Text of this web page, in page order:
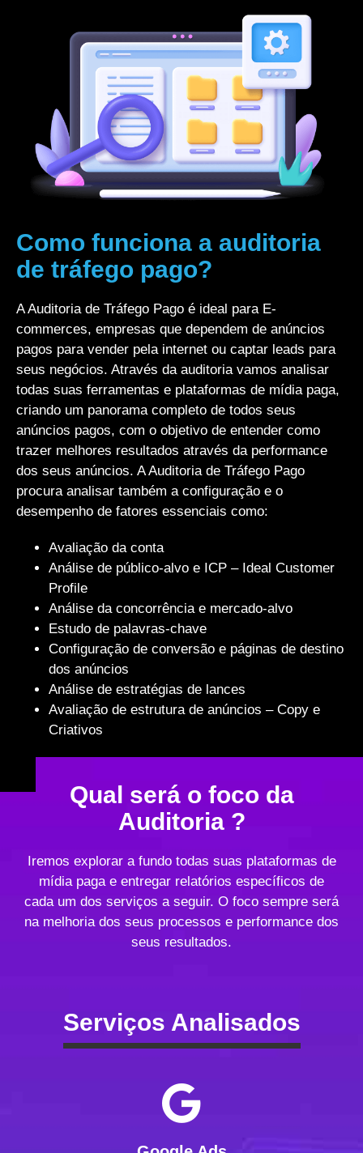
Como funciona a auditoria
de tráfego pago?
A Auditoria de Tráfego Pago é ideal para E-
commerces, empresas que dependem de anúncios
pagos para vender pela internet ou captar leads para
seus negócios. Através da auditoria vamos analisar
todas suas ferramentas e plataformas de mídia paga,
criando um panorama completo de todos seus
anúncios pagos, com o objetivo de entender como
trazer melhores resultados através da performance
dos seus anúncios. A Auditoria de Tráfego Pago
procura analisar também a configuração e o
desempenho de fatores essenciais como:
Avaliação da conta
Análise de público-alvo e ICP – Ideal Customer
Profile
Análise da concorrência e mercado-alvo
Estudo de palavras-chave
Configuração de conversão e páginas de destino
dos anúncios
Análise de estratégias de lances
Avaliação de estrutura de anúncios – Copy e
Criativos
Qual será o foco da
Auditoria ?
Iremos explorar a fundo todas suas plataformas de
mídia paga e entregar relatórios específicos de
cada um dos serviços a seguir. O foco sempre será
na melhoria dos seus processos e performance dos
seus resultados.
Serviços Analisados